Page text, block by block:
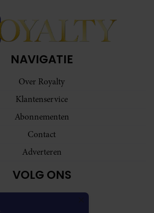
NAVIGATIE
Over Royalty
Klantenservice
Abonnementen
Contact
Adverteren
VOLG ONS